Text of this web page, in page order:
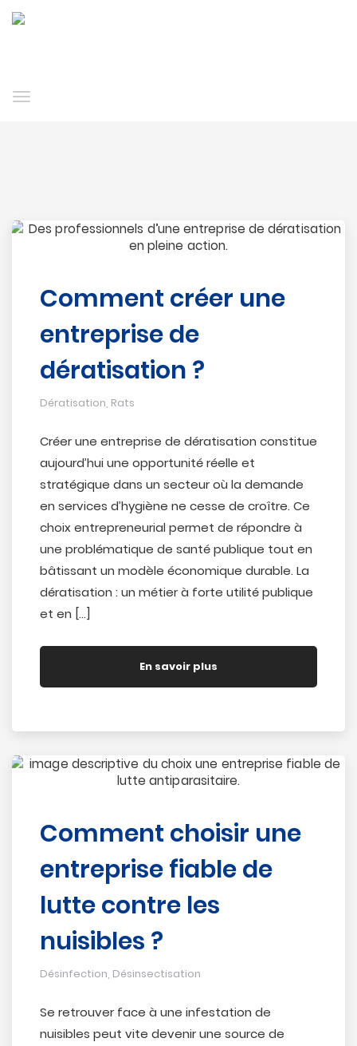
Toggle
Comment créer une
entreprise de
dératisation ?
Dératisation, Rats
Créer une entreprise de dératisation constitue
aujourd’hui une opportunité réelle et
stratégique dans un secteur où la demande
en services d’hygiène ne cesse de croître. Ce
choix entrepreneurial permet de répondre à
une problématique de santé publique tout en
bâtissant un modèle économique durable. La
dératisation : un métier à forte utilité publique
et en […]
En savoir plus
Comment choisir une
entreprise fiable de
lutte contre les
nuisibles ?
Désinfection, Désinsectisation
Se retrouver face à une infestation de
nuisibles peut vite devenir une source de